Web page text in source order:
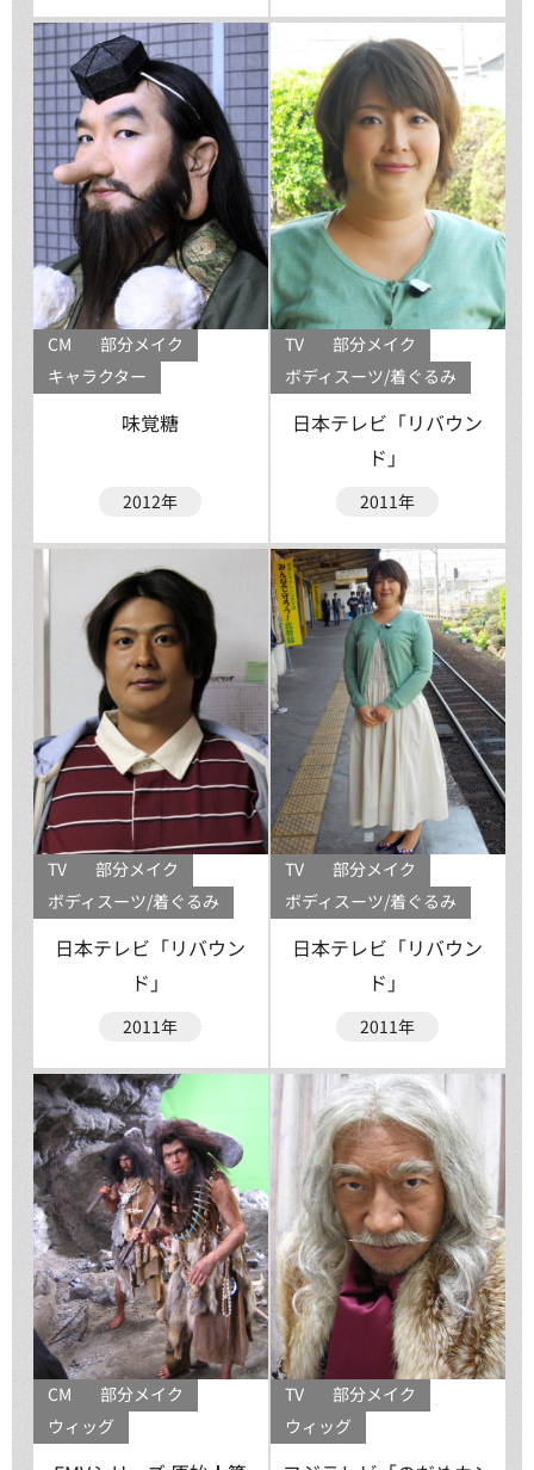
CM
部分メイク
キャラクター
味覚糖
2012年
TV
部分メイク
ボディスーツ/着ぐるみ
日本テレビ「リバウン
ド」
2011年
TV
部分メイク
ボディスーツ/着ぐるみ
日本テレビ「リバウン
ド」
2011年
TV
部分メイク
ボディスーツ/着ぐるみ
日本テレビ「リバウン
ド」
2011年
CM
部分メイク
ウィッグ
TV
部分メイク
ウィッグ